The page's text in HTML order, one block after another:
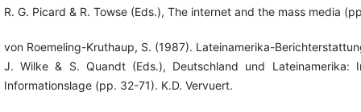
R. G. Picard & R. Towse (Eds.), The internet and the mass media
von Roemeling-Kruthaup, S. (1987). Lateinamerika-
J. Wilke & S. Quandt (Eds.), Deutschland und Lateinamerika:
Informationslage (pp. 32-71). K.D. Vervuert.